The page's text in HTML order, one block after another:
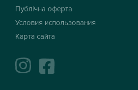
Публічна оферта
Условия использования
Карта сайта
instagramfacebook